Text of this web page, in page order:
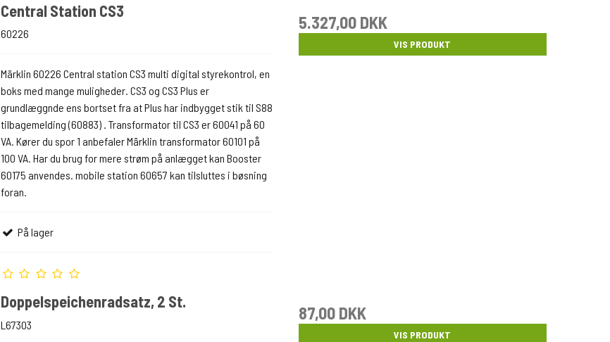
Central Station CS3
60226
Märklin 60226 Central station CS3 multi digital styrekontrol, en
boks med mange muligheder. CS3 og CS3 Plus er
grundlæggnde ens bortset fra at Plus har indbygget stik til S88
tilbagemelding (60883) . Transformator til CS3 er 60041 på 60
VA. Kører du spor 1 anbefaler Märklin transformator 60101 på
100 VA. Har du brug for mere strøm på anlægget kan Booster
60175 anvendes. mobile station 60657 kan tilsluttes i bøsning
foran.
På lager
5.327,00 DKK
VIS PRODUKT
Doppelspeichenradsatz, 2 St.
L67303
87,00 DKK
VIS PRODUKT